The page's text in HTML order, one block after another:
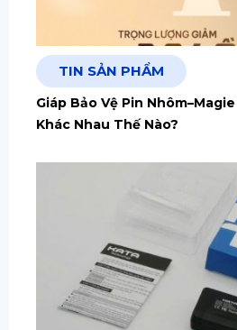
TIN SẢN PHẨM
Giáp Bảo Vệ Pin
Khác Nhau Thế Nào?